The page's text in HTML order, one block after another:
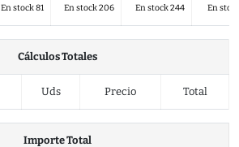
En stock 81 En stock 206 En stock 244 En
Cálculos Totales
Uds Precio Total
Importe Total